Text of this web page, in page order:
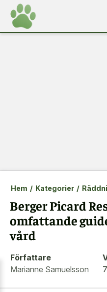
Hem / Kategorier /
Berger Picard
omfattande
vård
Författare
Marianne Samuelsson